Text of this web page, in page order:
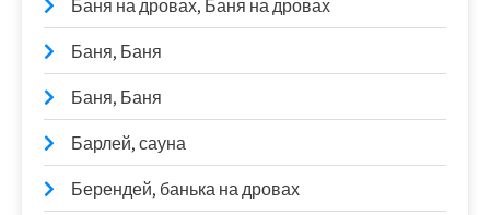
Баня на дровах, Баня на дровах
Баня, Баня
Баня, Баня
Барлей, сауна
Берендей, банька на дровах